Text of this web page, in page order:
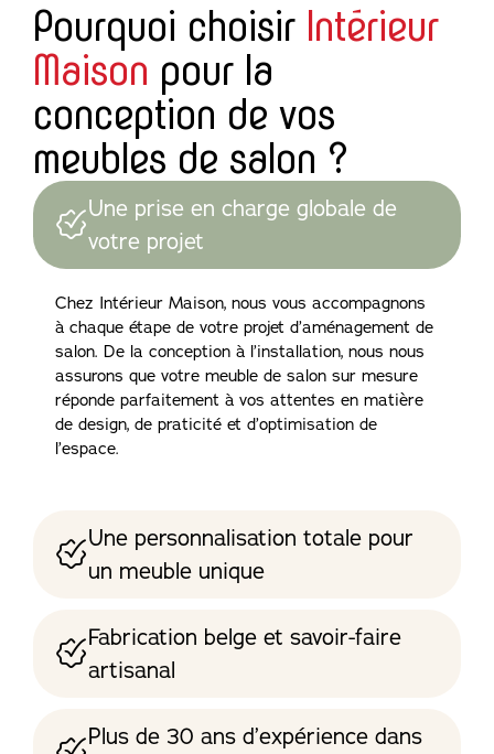
Pourquoi choisir Intérieur
Maison pour la
conception de vos
meubles de salon ?
Une prise en charge globale de
votre projet
Chez Intérieur Maison, nous vous accompagnons
à chaque étape de votre projet d’aménagement de
salon. De la conception à l’installation, nous nous
assurons que votre meuble de salon sur mesure
réponde parfaitement à vos attentes en matière
de design, de praticité et d’optimisation de
l’espace.
Une personnalisation totale pour
un meuble unique
Fabrication belge et savoir-faire
artisanal
Plus de 30 ans d’expérience dans